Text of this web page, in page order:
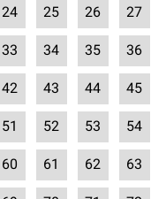
24 25 26
27
33 34 35
36
42 43 44
45
51 52 53
54
60 61 62
63